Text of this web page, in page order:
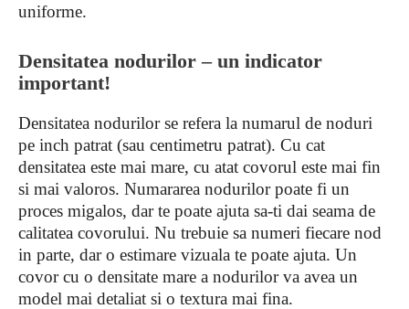
uniforme.
Densitatea nodurilor – un indicator
important!
Densitatea nodurilor se refera la numarul de noduri
pe inch patrat (sau centimetru patrat). Cu cat
densitatea este mai mare, cu atat covorul este mai fin
si mai valoros. Numararea nodurilor poate fi un
proces migalos, dar te poate ajuta sa-ti dai seama de
calitatea covorului. Nu trebuie sa numeri fiecare nod
in parte, dar o estimare vizuala te poate ajuta. Un
covor cu o densitate mare a nodurilor va avea un
model mai detaliat si o textura mai fina.